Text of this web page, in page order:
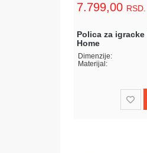
7.799,00 RSD.
Polica za igracke
Home
Dimenzije:
Materijal: